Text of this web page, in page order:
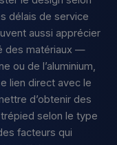
délais de service
aussi apprécier
des matériaux —
ou de l’aluminium,
lien direct avec le
d’obtenir des
selon le type
facteurs qui